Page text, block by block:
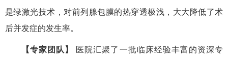
是绿激光技术，对前列腺包膜的热穿透极浅，大大降低了术
后并发症的发生率。
【专家团队】
医院汇聚了一批临床经验丰富的资深专